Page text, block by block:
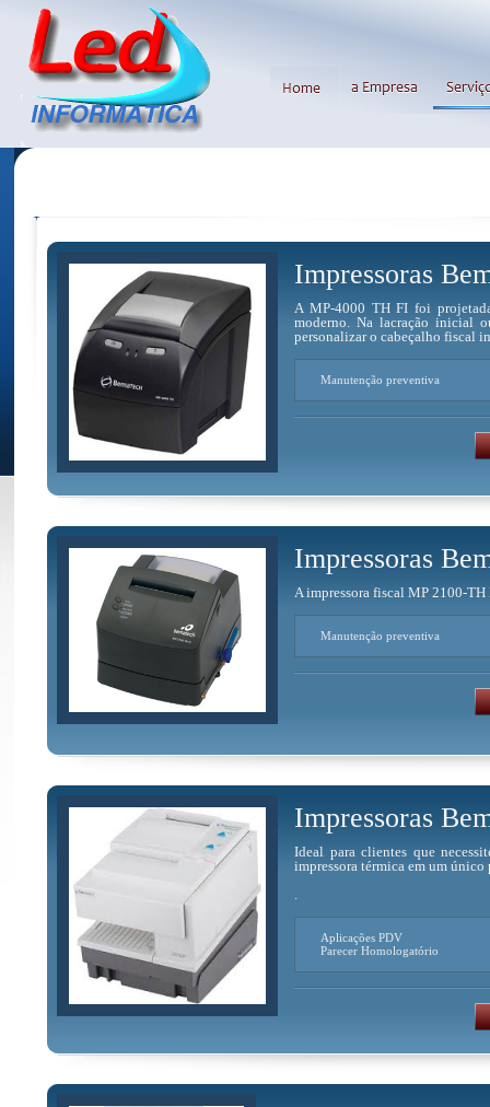
Impressoras
A MP-4000 TH FI foi
moderno. Na lacração inicial
personalizar o cabeçalho fiscal
Manutenção preventiva
Impressoras
A impressora fiscal MP 2100-
Manutenção preventiva
Impressoras
Ideal para clientes que
impressora térmica em um único
.
Aplicações PDV
Parecer Homologatório